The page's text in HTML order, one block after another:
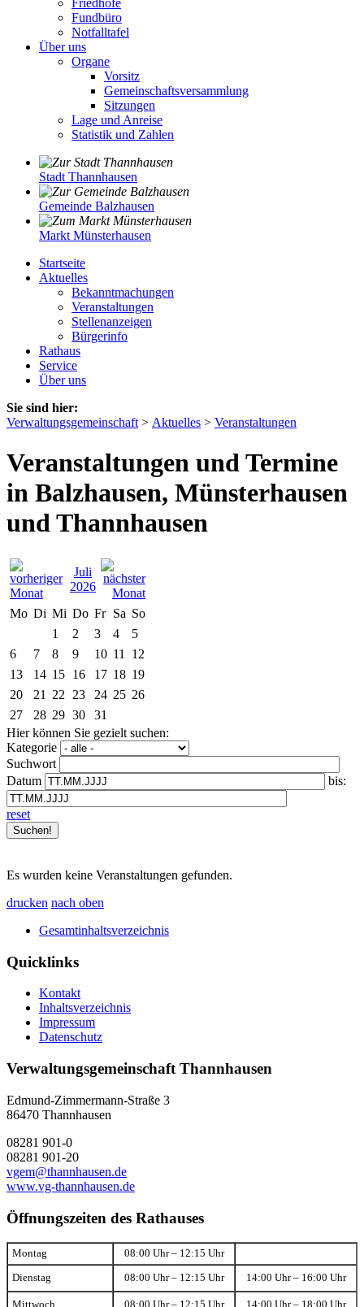
Friedhöfe
Fundbüro
Notfalltafel
Über uns
Organe
Vorsitz
Gemeinschaftsversammlung
Sitzungen
Lage und Anreise
Statistik und Zahlen
Stadt Thannhausen
Gemeinde Balzhausen
Markt Münsterhausen
Startseite
Aktuelles
Bekanntmachungen
Veranstaltungen
Stellenanzeigen
Bürgerinfo
Rathaus
Service
Über uns
Sie sind hier:
Verwaltungsgemeinschaft > Aktuelles > Veranstaltungen
Veranstaltungen und Termine
in Balzhausen, Münsterhausen
und Thannhausen
Juli
2026
Mo Di Mi Do Fr Sa So
1
2 3 4
5
6
7 8 9 10 11
12
13
14 15 16 17 18 19
20
21 22 23 24 25 26
27
28 29 30
31
Hier können Sie gezielt suchen:
Kategorie
Suchwort
Datum
bis:
reset
Es wurden keine Veranstaltungen gefunden.
drucken nach oben
Gesamtinhaltsverzeichnis
Quicklinks
Kontakt
Inhaltsverzeichnis
Impressum
Datenschutz
Verwaltungsgemeinschaft Thannhausen
Edmund-Zimmermann-Straße 3
86470 Thannhausen
08281 901-0
08281 901-20
vgem@thannhausen.de
www.vg-thannhausen.de
Öffnungszeiten des Rathauses
Montag 08:00 Uhr – 12:15 Uhr
Dienstag 08:00 Uhr – 12:15 Uhr 14:00 Uhr – 16:00 Uhr